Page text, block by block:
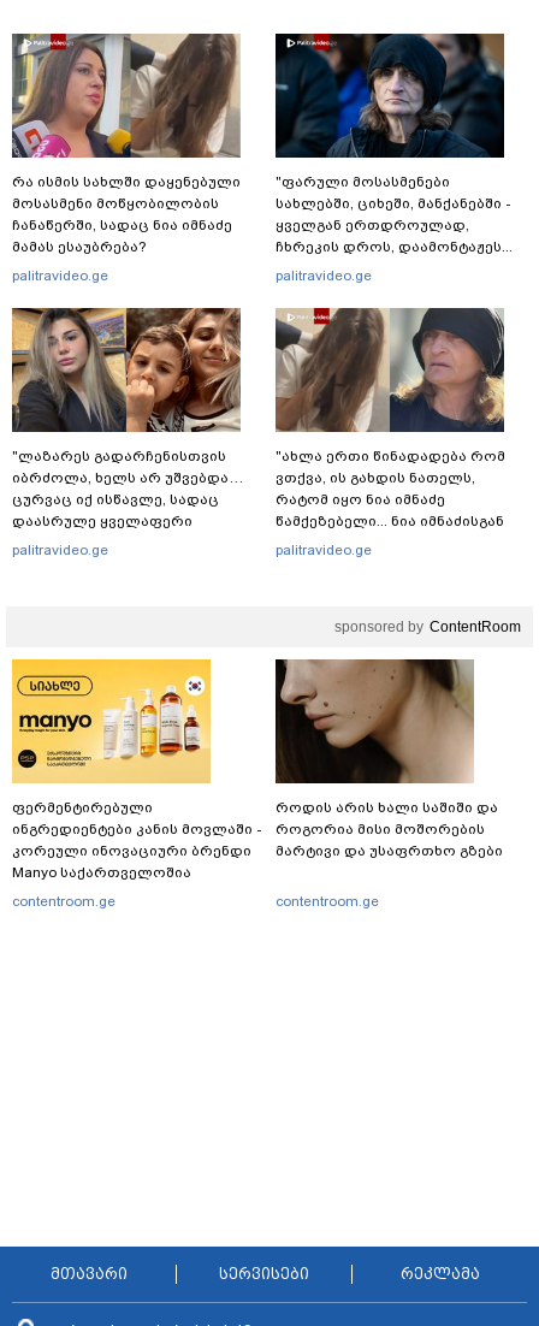
რა ისმის სახლში დაყენებული
მოსასმენი მოწყობილობის
ჩანაწერში, სადაც ნია იმნაძე
მამას ესაუბრება?
palitravideo.ge
"ლაზარეს გადარჩენისთვის
იბრძოლა, ხელს არ უშვებდა…
ცურვაც იქ ისწავლე, სადაც
დაასრულე ყველაფერი
ხორციელი ცხოვრებიდან" – რას
palitravideo.ge
"ფარული მოსასმენები
სახლებში, ციხეში, მანქანებში -
ყველგან ერთდროულად,
ჩხრეკის დროს, დაამონტაჟეს...
იმნაძეების ოჯახში, მგონი, 4
palitravideo.ge
"ახლა ერთი წინადადება რომ
ვთქვა, ის გახდის ნათელს,
რატომ იყო ნია იმნაძე
წამქეზებელი... ნია იმნაძისგან
გამოსული ინფორმაციაა ეს" -
palitravideo.ge
sponsored by ContentRoom
ფერმენტირებული
ინგრედიენტები კანის მოვლაში -
კორეული ინოვაციური ბრენდი
Manyo საქართველოშია
contentroom.ge
როდის არის ხალი საშიში და
როგორია მისი მოშორების
მარტივი და უსაფრთხო გზები
contentroom.ge
მთავარი სერვისები რეკლამა